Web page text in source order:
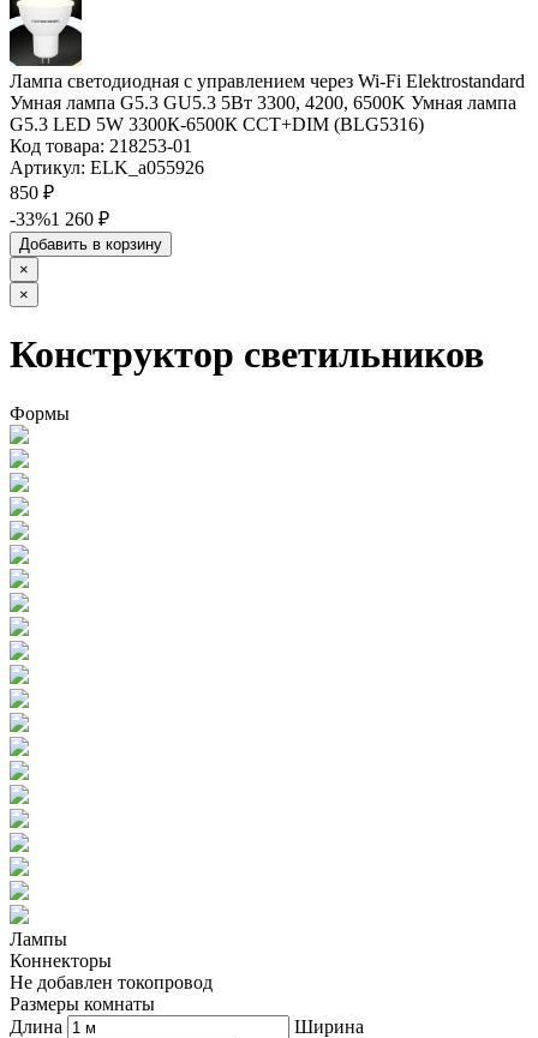
Лампа светодиодная с управлением через Wi-Fi Elektrostandard
Умная лампа G5.3 GU5.3 5Вт 3300, 4200, 6500K Умная лампа
G5.3 LED 5W 3300К-6500К CCT+DIM (BLG5316)
Код товара: 218253-01
Артикул: ELK_a055926
850 ₽
-33%1 260 ₽
Добавить в корзину
×
×
Конструктор светильников
Формы
Лампы
Коннекторы
Не добавлен токопровод
Размеры комнаты
Длина
Ширина